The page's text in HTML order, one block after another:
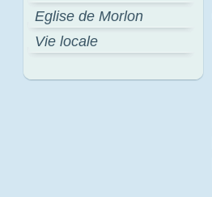
Eglise de Morlon
Vie locale